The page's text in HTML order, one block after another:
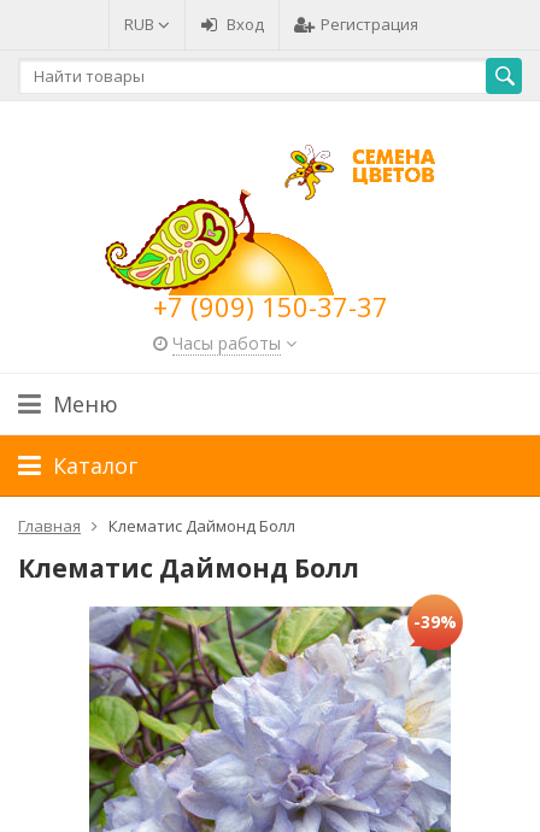
RUB Вход Регистрация
+7 (909) 150-37-37
Часы работы
Меню
Каталог
Главная Клематис Даймонд Болл
Клематис Даймонд Болл
-39%